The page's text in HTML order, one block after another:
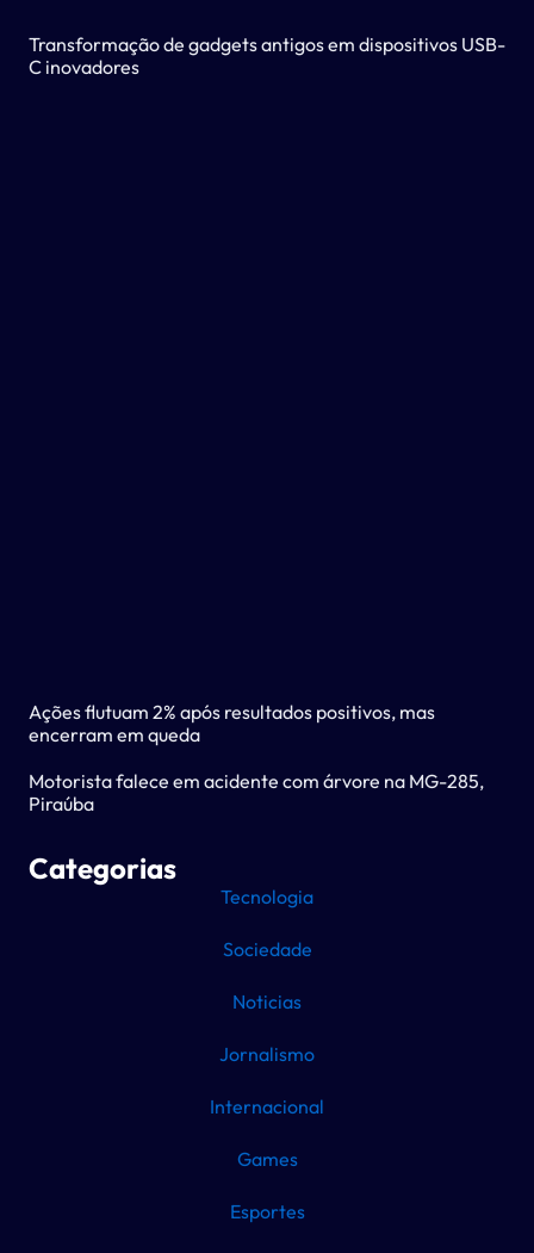
Transformação de gadgets antigos em dispositivos USB-
C inovadores
Ações flutuam 2% após resultados positivos, mas
encerram em queda
Motorista falece em acidente com árvore na MG-285,
Piraúba
Categorias
Tecnologia
Sociedade
Noticias
Jornalismo
Internacional
Games
Esportes